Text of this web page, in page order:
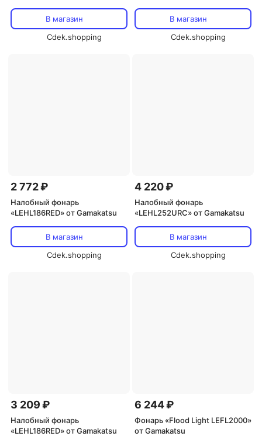
В магазин
Cdek.shopping
В магазин
Cdek.shopping
2 772 ₽
Налобный фонарь
«LEHL186RED» от Gamakatsu
В магазин
Cdek.shopping
4 220 ₽
Налобный фонарь
«LEHL252URC» от Gamakatsu
В магазин
Cdek.shopping
3 209 ₽
Налобный фонарь
«LEHL186RED» от Gamakatsu
6 244 ₽
Фонарь «Flood Light LEFL2000»
от Gamakatsu